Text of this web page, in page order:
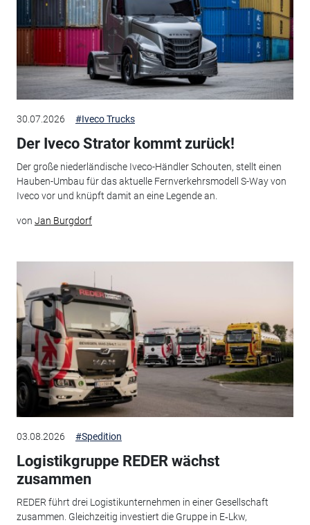
30.07.2026 #Iveco Trucks
Der Iveco Strator kommt zurück!
Der große niederländische Iveco-Händler Schouten, stellt einen
Hauben-Umbau für das aktuelle Fernverkehrsmodell S-Way von
Iveco vor und knüpft damit an eine Legende an.
von Jan Burgdorf
03.08.2026 #Spedition
Logistikgruppe REDER wächst
zusammen
REDER führt drei Logistikunternehmen in einer Gesellschaft
zusammen. Gleichzeitig investiert die Gruppe in E‑Lkw,